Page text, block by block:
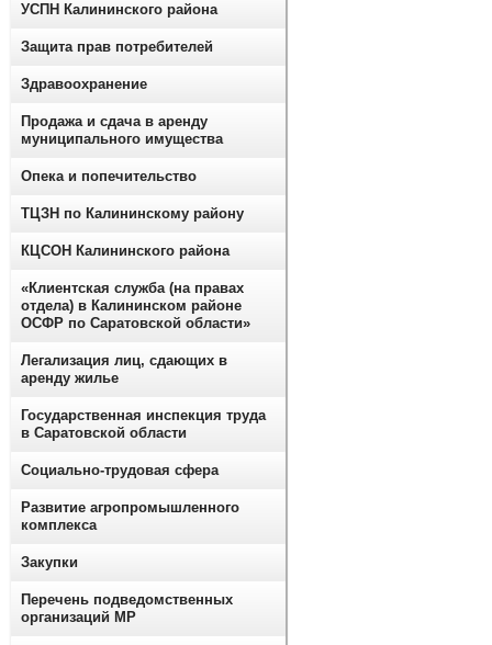
УСПН Калининского района
Защита прав потребителей
Здравоохранение
Продажа и сдача в аренду
муниципального имущества
Опека и попечительство
ТЦЗН по Калининскому району
КЦСОН Калининского района
«Клиентская служба (на правах
отдела) в Калининском районе
ОСФР по Саратовской области»
Легализация лиц, сдающих в
аренду жилье
Государственная инспекция труда
в Саратовской области
Социально-трудовая сфера
Развитие агропромышленного
комплекса
Закупки
Перечень подведомственных
организаций МР